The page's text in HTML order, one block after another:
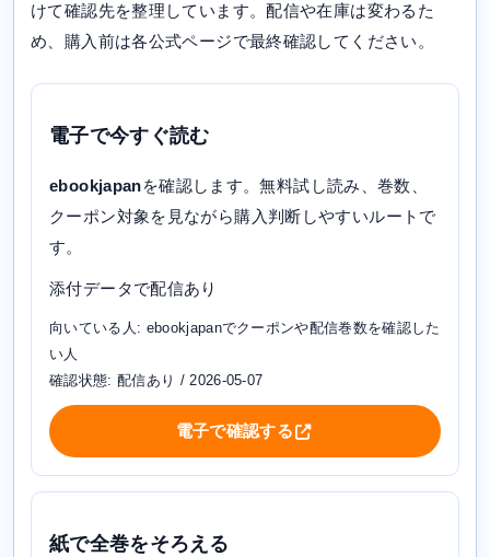
けて確認先を整理しています。配信や在庫は変わるた
め、購入前は各公式ページで最終確認してください。
電子で今すぐ読む
ebookjapanを確認します。無料試し読み、巻数、
クーポン対象を見ながら購入判断しやすいルートで
す。
添付データで配信あり
向いている人: ebookjapanでクーポンや配信巻数を確認した
い人
確認状態: 配信あり / 2026-05-07
電子で確認する
紙で全巻をそろえる